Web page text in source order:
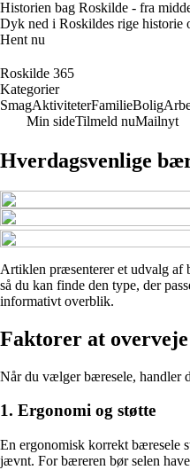
Historien bag Roskilde - fra
Dyk ned i Roskildes rige historie
Hent nu
Roskilde 365
Kategorier
SmagAktiviteterFamilieBolig
Min sideTilmeld nuMailnyt
Hverdagsvenlige
Artiklen præsenterer et udvalg af
så du kan finde den type, der
informativt overblik.
Faktorer at
Når du vælger bæresele, handler
1. Ergonomi og støtte
En ergonomisk korrekt bæresele
jævnt. For bæreren bør selen